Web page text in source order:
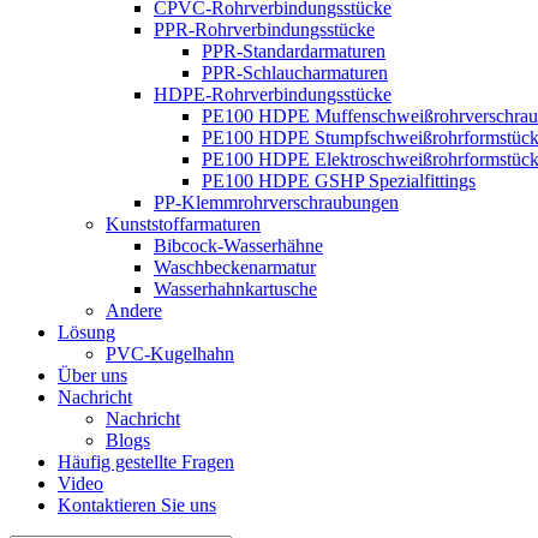
CPVC-Rohrverbindungsstücke
PPR-Rohrverbindungsstücke
PPR-Standardarmaturen
PPR-Schlaucharmaturen
HDPE-Rohrverbindungsstücke
PE100 HDPE
PE100 HDPE
PE100 HDPE
PE100 HDPE GSHP Spezialfittings
PP-Klemmrohrverschraubungen
Kunststoffarmaturen
Bibcock-Wasserhähne
Waschbeckenarmatur
Wasserhahnkartusche
Andere
Lösung
PVC-Kugelhahn
Über uns
Nachricht
Nachricht
Blogs
Häufig gestellte Fragen
Video
Kontaktieren Sie uns